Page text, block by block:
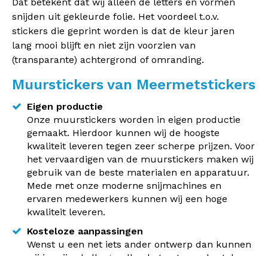
snijden uit gekleurde folie. Het voordeel t.o.v.
stickers die geprint worden is dat de kleur jaren
lang mooi blijft en niet zijn voorzien van
(transparante) achtergrond of omranding.
Muurstickers van Meermetstickers
Eigen productie
Onze muurstickers worden in eigen productie
gemaakt. Hierdoor kunnen wij de hoogste
kwaliteit leveren tegen zeer scherpe prijzen. Voor
het vervaardigen van de muurstickers maken wij
gebruik van de beste materialen en apparatuur.
Mede met onze moderne snijmachines en
ervaren medewerkers kunnen wij een hoge
kwaliteit leveren.
Kosteloze aanpassingen
Wenst u een net iets ander ontwerp dan kunnen